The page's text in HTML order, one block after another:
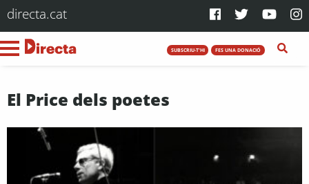
directa.cat
SUBSCRIU-T'HI FES UNA DONACIÓ
El Price dels poetes